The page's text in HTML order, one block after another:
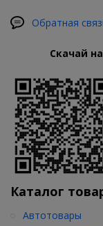
Обратная
Скачай
Каталог
Автотовары